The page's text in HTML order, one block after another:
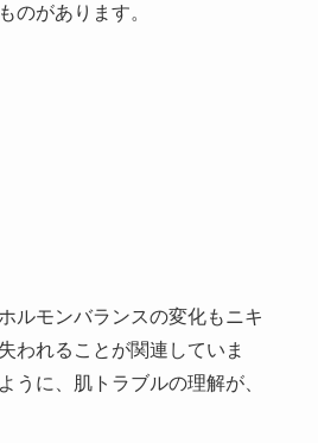
のがあります。
ルモンバランスの変化もニキ
われることが関連していま
うに、肌トラブルの理解が、